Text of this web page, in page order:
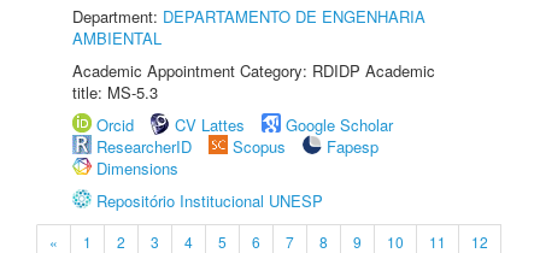
Department: DEPARTAMENTO DE ENGENHARIA
AMBIENTAL
Academic Appointment Category: RDIDP Academic
title: MS-5.3
Orcid
CV Lattes
Google Scholar
ResearcherID
Scopus
Fapesp
Dimensions
Repositório Institucional UNESP
« 1 2 3 4 5 6 7 8 9 10 11
12